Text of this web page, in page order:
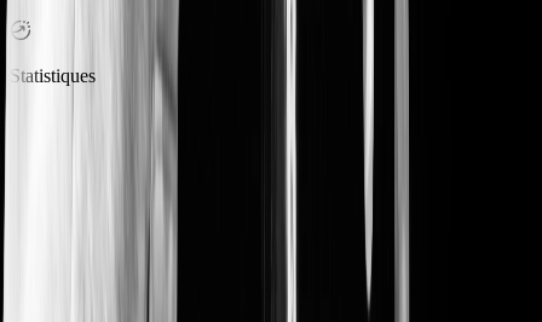
Statistiques
Transparent et sans surprise
uniquement quand vous vendez. Gratuit pour les billets gratuits